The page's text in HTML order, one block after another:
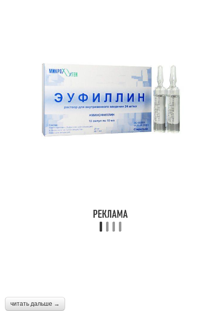
читать дальше →